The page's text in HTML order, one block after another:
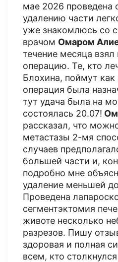
мае 2026 проведена
удалению части
уже знакомлюсь со
врачом Омаром
течение месяца взял
операцию. Те, кто
Блохина, поймут
операция была
тут удача была на
состоялась 20.07!
рассказал, что
метастазы 2-мя
случаев
большей части и,
подробно мне
удаление меньшей
Проведена
сегментэктомия
животе несколько
разрезов. Пишу
здоровая и полная
всем, кто